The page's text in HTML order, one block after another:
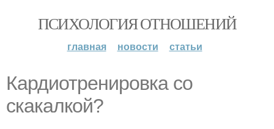
ПСИХОЛОГИЯ ОТНОШЕНИЙ
главная новости статьи
Кардиотренировка со
скакалкой?